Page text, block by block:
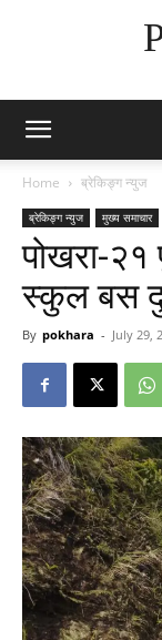
Home ब्रेकिङ्ग न्युज
ब्रेकिङ्ग न्युज मुख्य समाचार
पोखरा-२१
स्कुल बस
By pokhara - July 29,